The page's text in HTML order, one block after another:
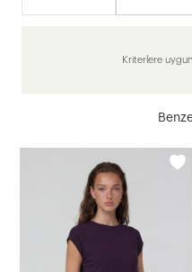
Kriterlere